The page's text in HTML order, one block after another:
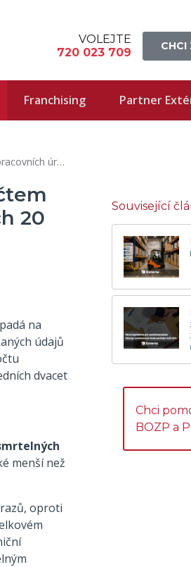
VOLEJTE
720 023 709
CHCI
Franchising Partner
20 let
20
na
údajů
dvacet
menší než
oproti
Související
Chci
BOZP a